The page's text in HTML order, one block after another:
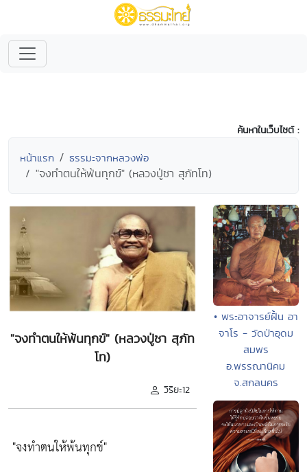
ค้นหาในเว็บไซต์ :
หน้าแรก ธรรมะจากหลวงพ่อ
"จงทำตนให้พ้นทุกข์" (หลวงปู่ชา สุภัทโท)
"จงทำตนให้พ้นทุกข์" (หลวงปู่ชา สุภัท
โท)
วิริยะ12
"จงทำตนให้พ้นทุกข์"
• พระอาจารย์ฝั้น อา
จาโร - วัดป่าอุดม
สมพร
อ.พรรณานิคม
จ.สกลนคร